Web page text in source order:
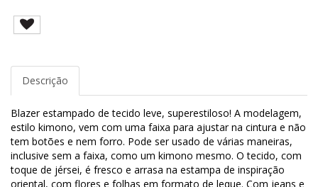
Descrição
Blazer estampado de tecido leve, superestiloso! A modelagem,
estilo kimono, vem com uma faixa para ajustar na cintura e não
tem botões e nem forro. Pode ser usado de várias maneiras,
inclusive sem a faixa, como um kimono mesmo. O tecido, com
toque de jérsei, é fresco e arrasa na estampa de inspiração
oriental, com flores e folhas em formato de leque. Com jeans e